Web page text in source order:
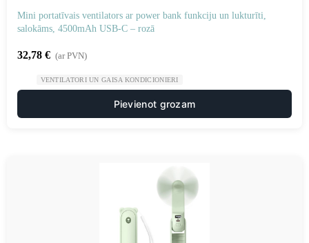
Mini portatīvais ventilators ar power bank funkciju un lukturīti,
salokāms, 4500mAh USB-C – rozā
32,78 € (ar PVN)
VENTILATORI UN GAISA KONDICIONIERI
Pievienot grozam